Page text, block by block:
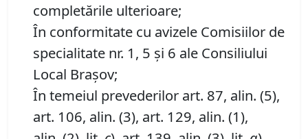
completările ulterioare;
În conformitate cu avizele Comisiilor de
specialitate nr. 1, 5 și 6 ale Consiliului
Local Brașov;
În temeiul prevederilor art. 87, alin. (5),
art. 106, alin. (3), art. 129, alin. (1),